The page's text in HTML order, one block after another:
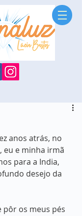
eu e minha irmã
para a India,
desejo da
pôr os meus pés